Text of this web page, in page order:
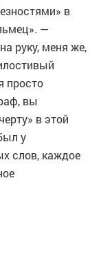
в
—
руку, меня же,
просто
вы
в этой
у
слов, каждое